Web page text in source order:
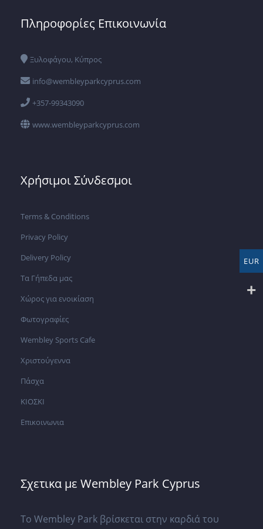
Πληροφορίες Επικοινωνία
Ξυλοφάγου, Κύπρος
info@wembleyparkcyprus.com
+357-99343090
www.wembleyparkcyprus.com
Χρήσιμοι Σύνδεσμοι
Terms & Conditions
Privacy Policy
Delivery Policy
Τα Γήπεδα μας
Χώρος για ενοικίαση
Φωτογραφίες
Wembley Sports Cafe
Χριστούγεννα
Πάσχα
ΚΙΟΣΚΙ
Επικοινωνια
Σχετικα με Wembley Park Cyprus
Το Wembley Park βρίσκεται στην καρδιά του
EUR